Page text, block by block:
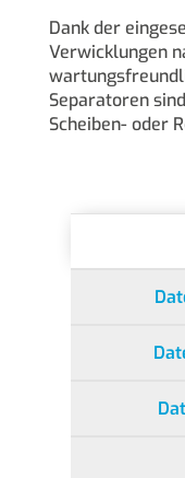
Dank der
Verwicklungen
Separatoren
Scheiben- oder